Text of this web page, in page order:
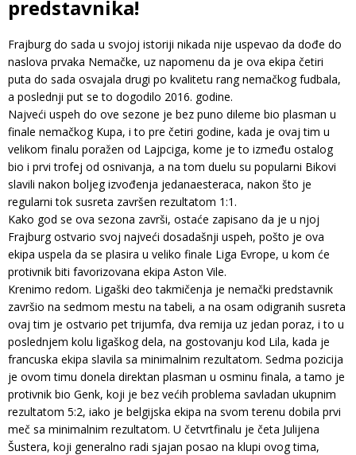
predstavnika!
Frajburg do sada u svojoj istoriji nikada nije uspevao da dođe do
naslova prvaka Nemačke, uz napomenu da je ova ekipa četiri
puta do sada osvajala drugi po kvalitetu rang nemačkog fudbala,
a poslednji put se to dogodilo 2016. godine.
Najveći uspeh do ove sezone je bez puno dileme bio plasman u
finale nemačkog Kupa, i to pre četiri godine, kada je ovaj tim u
velikom finalu poražen od Lajpciga, kome je to između ostalog
bio i prvi trofej od osnivanja, a na tom duelu su popularni Bikovi
slavili nakon boljeg izvođenja jedanaesteraca, nakon što je
regularni tok susreta završen rezultatom 1:1.
Kako god se ova sezona završi, ostaće zapisano da je u njoj
Frajburg ostvario svoj najveći dosadašnji uspeh, pošto je ova
ekipa uspela da se plasira u veliko finale Liga Evrope, u kom će
protivnik biti favorizovana ekipa Aston Vile.
Krenimo redom. Ligaški deo takmičenja je nemački predstavnik
završio na sedmom mestu na tabeli, a na osam odigranih susreta
ovaj tim je ostvario pet trijumfa, dva remija uz jedan poraz, i to u
poslednjem kolu ligaškog dela, na gostovanju kod Lila, kada je
francuska ekipa slavila sa minimalnim rezultatom. Sedma pozicija
je ovom timu donela direktan plasman u osminu finala, a tamo je
protivnik bio Genk, koji je bez većih problema savladan ukupnim
rezultatom 5:2, iako je belgijska ekipa na svom terenu dobila prvi
meč sa minimalnim rezultatom. U četvrtfinalu je četa Julijena
Šustera, koji generalno radi sjajan posao na klupi ovog tima,